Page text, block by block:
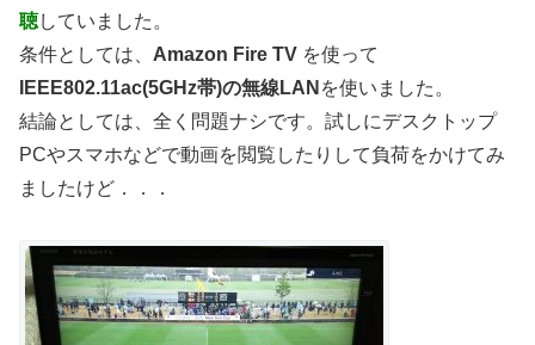
聴していました。
条件としては、 Amazon Fire TV を使って
IEEE802.11ac(5GHz帯)の無線LAN を使いました。
結論としては、全く問題ナシです。試しにデスクトップ
PCやスマホなどで動画を閲覧したりして負荷をかけてみ
ましたけど．．．